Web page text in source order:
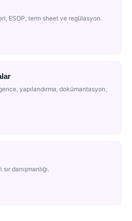
ESOP, term sheet ve regülasyon.
yapılandırma, dokümantasyon,
danışmanlığı.